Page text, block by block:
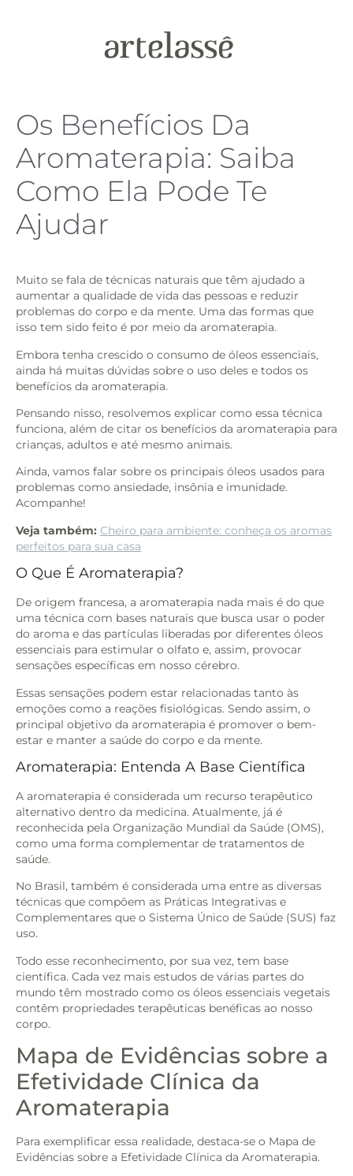
Os Benefícios Da
Aromaterapia: Saiba
Como Ela Pode Te
Ajudar
Muito se fala de técnicas naturais que têm ajudado a
aumentar a qualidade de vida das pessoas e reduzir
problemas do corpo e da mente. Uma das formas que
isso tem sido feito é por meio da aromaterapia.
Embora tenha crescido o consumo de óleos essenciais,
ainda há muitas dúvidas sobre o uso deles e todos os
benefícios da aromaterapia.
Pensando nisso, resolvemos explicar como essa técnica
funciona, além de citar os benefícios da aromaterapia para
crianças, adultos e até mesmo animais.
Ainda, vamos falar sobre os principais óleos usados para
problemas como ansiedade, insônia e imunidade.
Acompanhe!
Veja também: Cheiro para ambiente: conheça os aromas
perfeitos para sua casa
O Que É Aromaterapia?
De origem francesa, a aromaterapia nada mais é do que
uma técnica com bases naturais que busca usar o poder
do aroma e das partículas liberadas por diferentes óleos
essenciais para estimular o olfato e, assim, provocar
sensações específicas em nosso cérebro.
Essas sensações podem estar relacionadas tanto às
emoções como a reações fisiológicas. Sendo assim, o
principal objetivo da aromaterapia é promover o bem-
estar e manter a saúde do corpo e da mente.
Aromaterapia: Entenda A Base Científica
A aromaterapia é considerada um recurso terapêutico
alternativo dentro da medicina. Atualmente, já é
reconhecida pela Organização Mundial da Saúde (OMS),
como uma forma complementar de tratamentos de
saúde.
No Brasil, também é considerada uma entre as diversas
técnicas que compõem as Práticas Integrativas e
Complementares que o Sistema Único de Saúde (SUS) faz
uso.
Todo esse reconhecimento, por sua vez, tem base
científica. Cada vez mais estudos de várias partes do
mundo têm mostrado como os óleos essenciais vegetais
contêm propriedades terapêuticas benéficas ao nosso
corpo.
Mapa de Evidências sobre a
Efetividade Clínica da
Aromaterapia
Para exemplificar essa realidade, destaca-se o Mapa de
Evidências sobre a Efetividade Clínica da Aromaterapia.